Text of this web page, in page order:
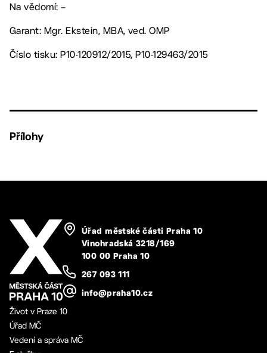
Na vědomí: –
Garant: Mgr. Ekstein, MBA, ved. OMP
Číslo tisku: P10-120912/2015, P10-129463/2015
Přílohy
Úřad městské části Praha 10
Vinohradská 3218/169
100 00 Praha 10
267 093 111
info@praha10.cz
Život v Praze 10
Úřad MČ
Vedení a správa MČ